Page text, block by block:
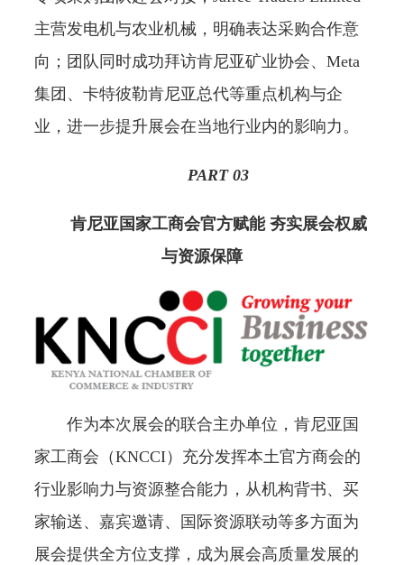
主营发电机与农业机械，明确表达采购合作意
向；团队同时成功拜访肯尼亚矿业协会、Meta
集团、卡特彼勒肯尼亚总代等重点机构与企
业，进一步提升展会在当地行业内的影响力。
PART 03
肯尼亚国家工商会官方赋能 夯实展会权威
与资源保障
作为本次展会的联合主办单位，肯尼亚国
家工商会（KNCCI）充分发挥本土官方商会的
行业影响力与资源整合能力，从机构背书、买
家输送、嘉宾邀请、国际资源联动等多方面为
展会提供全方位支撑，成为展会高质量发展的